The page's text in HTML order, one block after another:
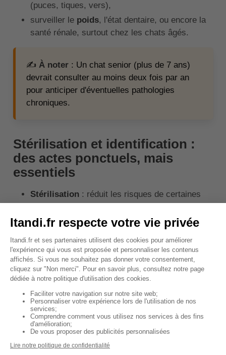
(puces, tiques, vers),
surveiller le poids, l'état dentaire, ou encore la
santé rénale, surtout chez les chats âgés.
✍️ À noter : Un chat senior (plus de 7 ans)
devrait consulter au moins deux fois par an
pour anticiper d'éventuelles pathologies
chroniques.
Stérilisation et identification :
des actes ponctuels, mais
essentiels
Stérilisation: réduit les risques de certaines
portées non désirées.
et précieuse en cas de fugue ou de perte.
💡 À savoir: Un chat identifié a beaucoup
plus de chances d'être retrouvé.
↑ Sommaire